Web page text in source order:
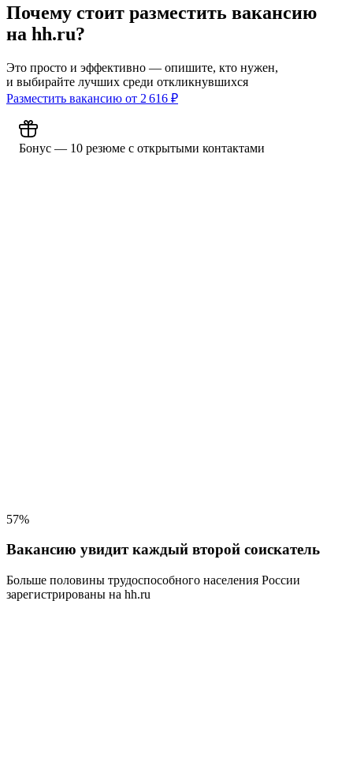
Почему стоит разместить вакансию
на hh.ru?
Это просто и эффективно — опишите, кто нужен,
и выбирайте лучших среди откликнувшихся
Разместить вакансию от 2 616 ₽
Бонус — 10 резюме с открытыми контактами
57%
Вакансию увидит каждый второй соискатель
Больше половины трудоспособного населения России
зарегистрированы на hh.ru